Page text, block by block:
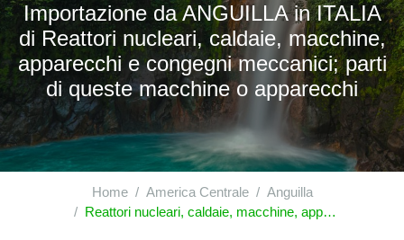
Importazione da ANGUILLA in ITALIA
di Reattori nucleari, caldaie, macchine,
apparecchi e congegni meccanici; parti
di queste macchine o apparecchi
Home America Centrale
Anguilla
Reattori nucleari, caldaie, macchine, apparecchi e congegni meccanici; parti di queste macchine o apparecchi